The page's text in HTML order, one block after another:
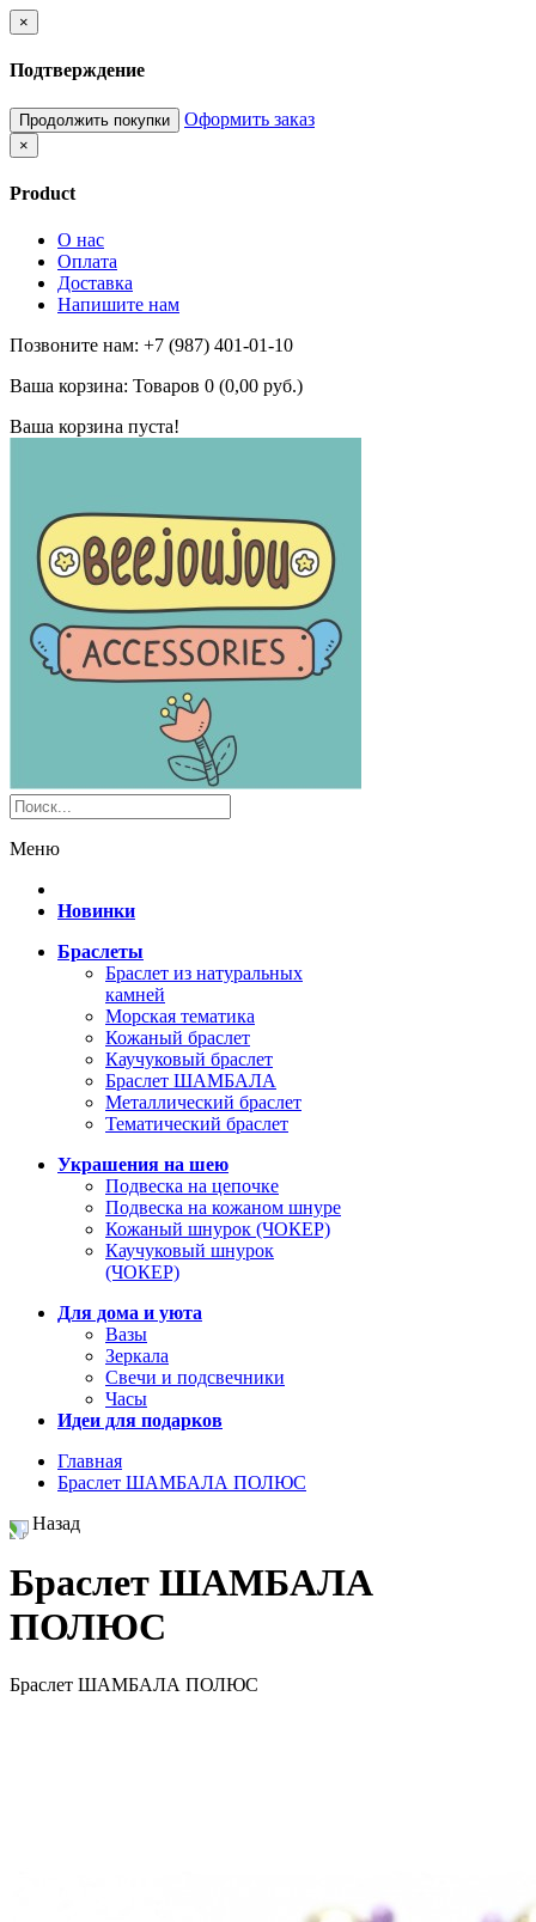
×
Подтверждение
Продолжить покупки Оформить заказ
×
Product
О нас
Оплата
Доставка
Напишите нам
Позвоните нам: +7 (987) 401-01-10
Ваша корзина: Товаров 0 (0,00 руб.)
Ваша корзина пуста!
Меню
Новинки
Браслеты
Браслет из натуральных
камней
Морская тематика
Кожаный браслет
Каучуковый браслет
Браслет ШАМБАЛА
Металлический браслет
Тематический браслет
Украшения на шею
Подвеска на цепочке
Подвеска на кожаном шнуре
Кожаный шнурок (ЧОКЕР)
Каучуковый шнурок
(ЧОКЕР)
Для дома и уюта
Вазы
Зеркала
Свечи и подсвечники
Часы
Идеи для подарков
Главная
Браслет ШАМБАЛА ПОЛЮС
Назад
Браслет ШАМБАЛА
ПОЛЮС
Браслет ШАМБАЛА ПОЛЮС